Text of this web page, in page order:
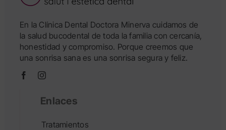
En la Clínica Dental Doctora Minerva cuidamos de
la salud bucodental de toda la familia con cercanía,
honestidad y compromiso. Porque creemos que
una sonrisa sana es una sonrisa segura y feliz.
Enlaces
Tratamientos